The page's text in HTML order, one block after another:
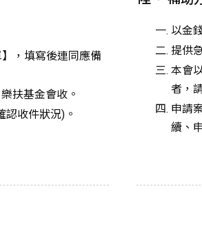
，填寫後連同應備
扶基金會收。
收件狀況)。
以金
提供
本會
者，
申請
續、